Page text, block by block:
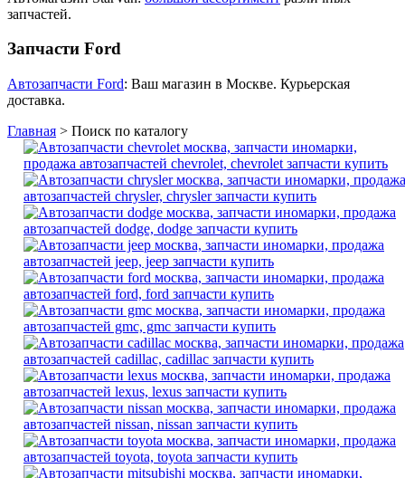
запчастей.
Запчасти Ford
Автозапчасти Ford: Ваш магазин в Москве. Курьерская
доставка.
Главная > Поиск по каталогу